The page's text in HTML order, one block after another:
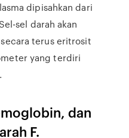
dipisahkan dari
sel darah akan
terus eritrosit
yang terdiri
dan
F.